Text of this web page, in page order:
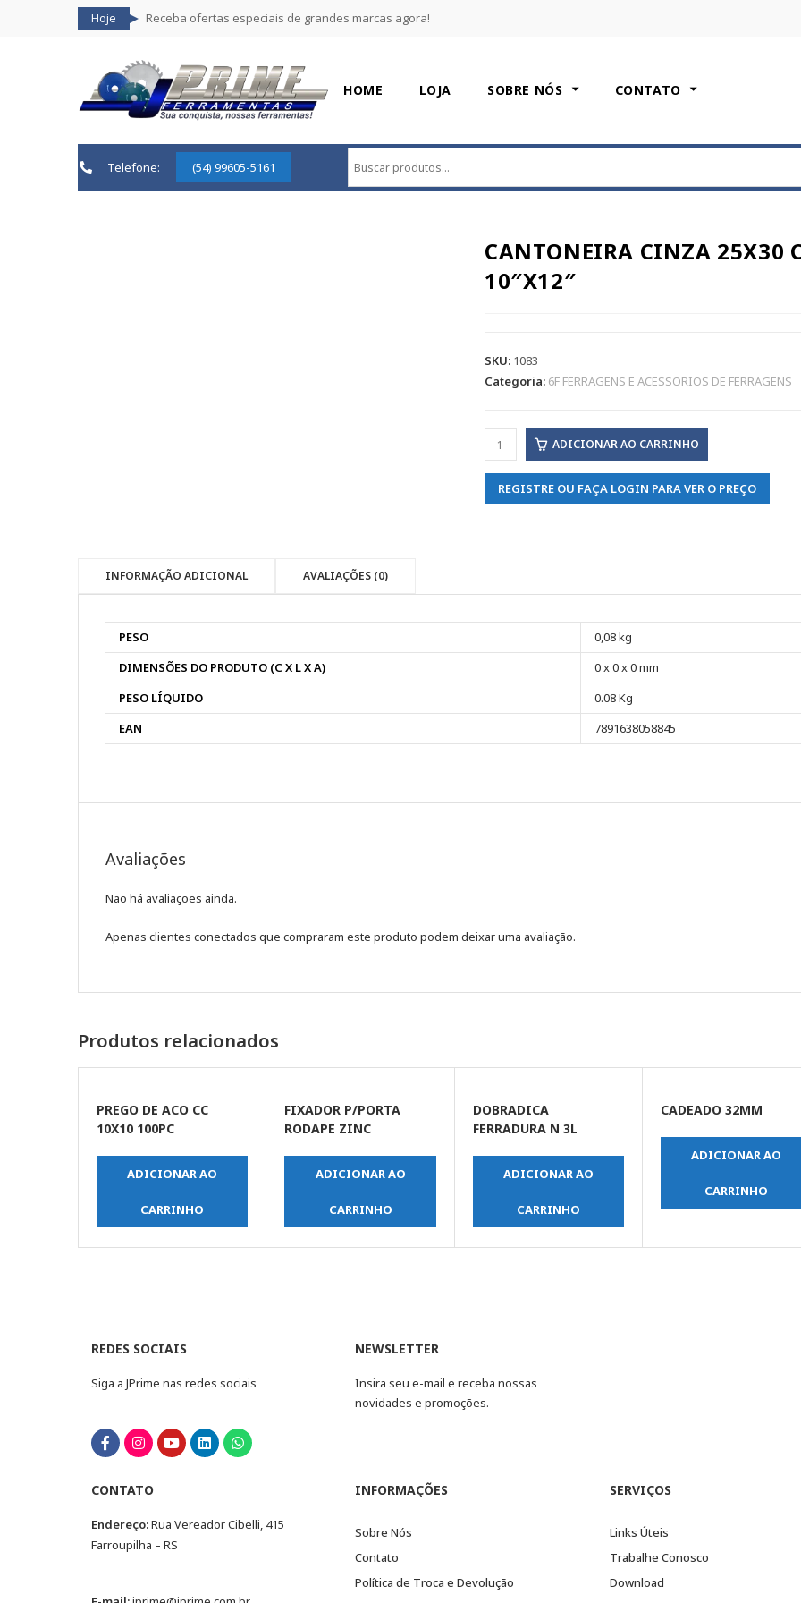
Hoje Receba ofertas especiais de grandes marcas agora!
HOME LOJA SOBRE NÓS CONTATO
Telefone: (54) 99605-5161
CANTONEIRA CINZA 25X30
10″X12″
SKU: 1083
Categoria: 6F FERRAGENS E ACESSORIOS DE FERRAGENS
ADICIONAR AO CARRINHO
REGISTRE OU FAÇA LOGIN PARA VER O PREÇO
INFORMAÇÃO ADICIONAL AVALIAÇÕES (0)
PESO
0,08 kg
DIMENSÕES DO PRODUTO (C X L X A)
0 x 0 x 0 mm
PESO LÍQUIDO
0.08 Kg
EAN
7891638058845
Avaliações
Não há avaliações ainda.
Apenas clientes conectados que compraram este produto podem deixar uma avaliação.
Produtos relacionados
PREGO DE ACO CC
10X10 100PC
ADICIONAR AO
CARRINHO
FIXADOR P/PORTA
RODAPE ZINC
ADICIONAR AO
CARRINHO
DOBRADICA
FERRADURA N 3L
ADICIONAR AO
CARRINHO
CADEADO 32MM
ADICIONAR AO
CARRINHO
REDES SOCIAIS
Siga a JPrime nas redes sociais
NEWSLETTER
Insira seu e-mail e receba nossas
novidades e promoções.
CONTATO
Endereço:Rua Vereador Cibelli, 415
Farroupilha – RS
INFORMAÇÕES
Sobre Nós
Contato
Política de Troca e Devolução
SERVIÇOS
Links Úteis
Trabalhe Conosco
Download